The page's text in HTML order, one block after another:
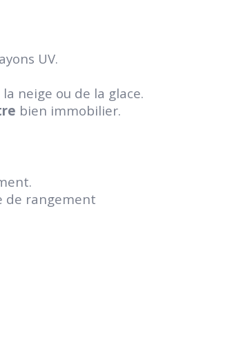
UV.
neige ou de la glace.
bien immobilier.
de rangement